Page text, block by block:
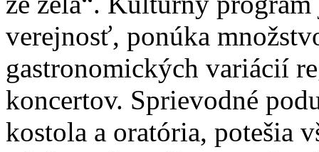
verejnosť, ponúka
gastronomických variácií
koncertov. Sprievodné
kostola a oratória, potešia